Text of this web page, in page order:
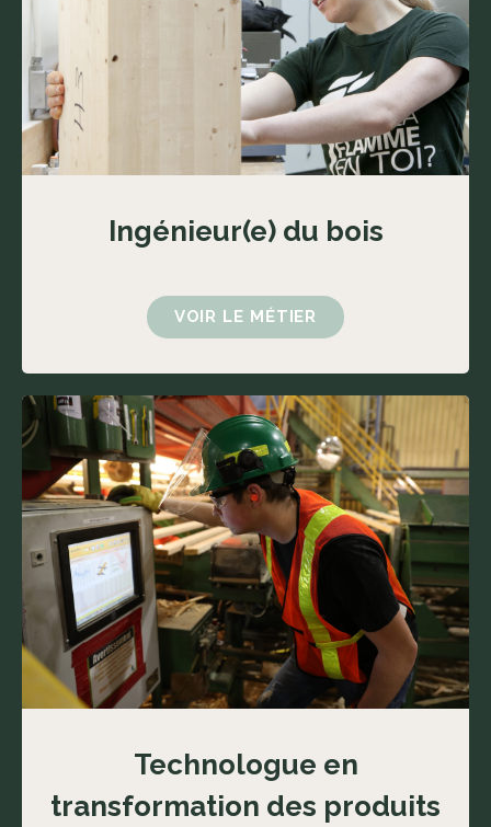
Ingénieur(e) du bois
VOIR LE MÉTIER
Technologue en
transformation des produits